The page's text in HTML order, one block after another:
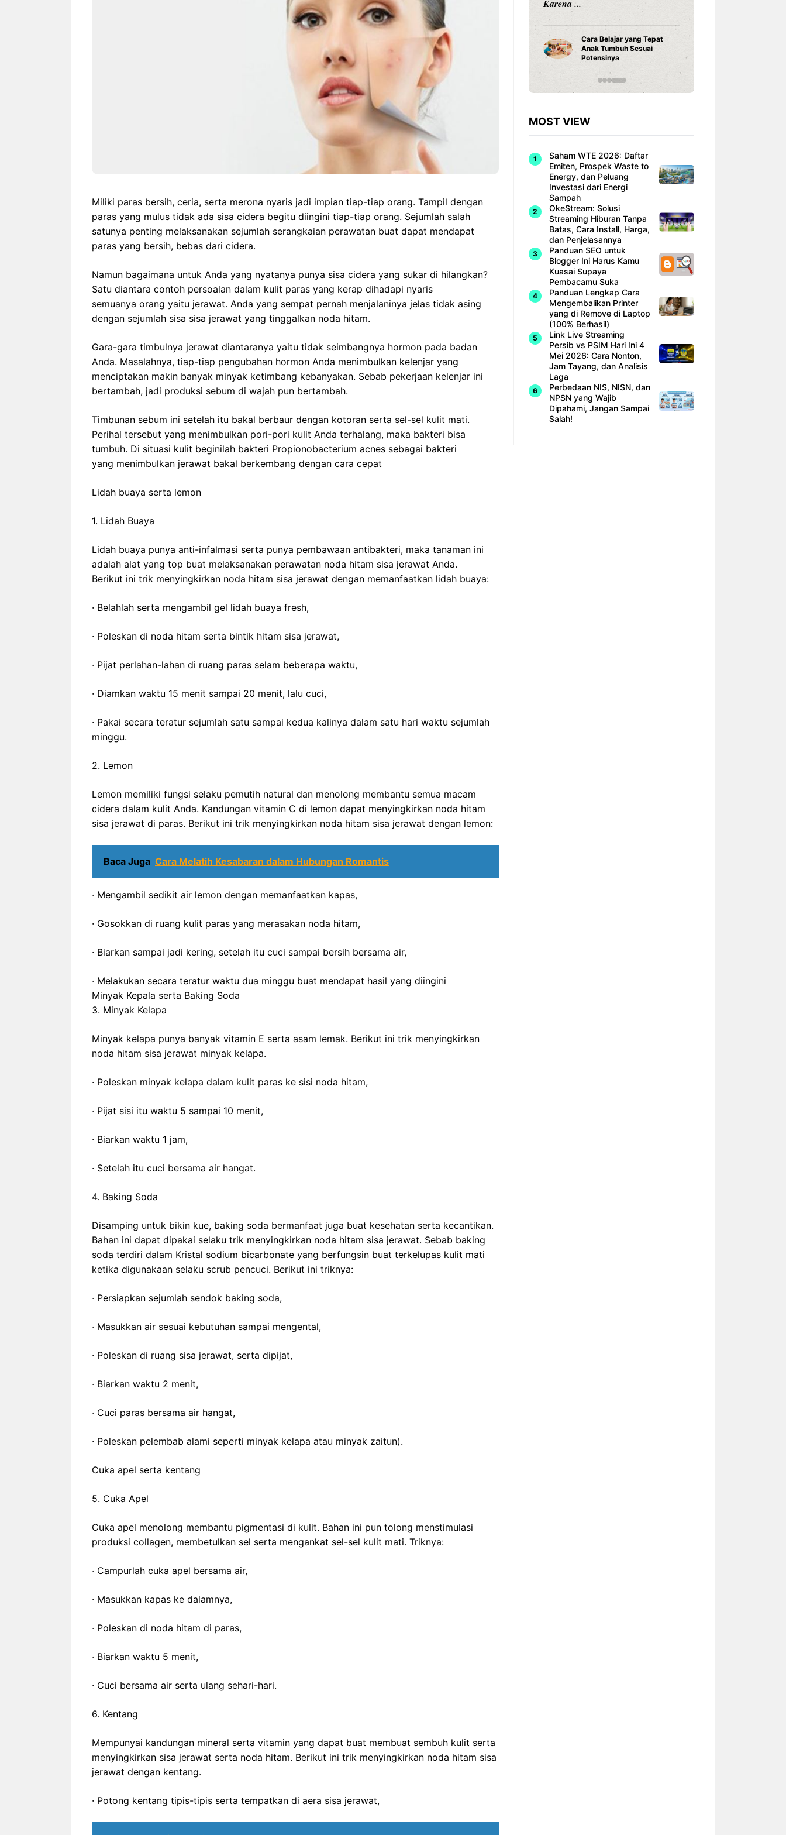
Miliki paras bersih, ceria, serta merona nyaris jadi impian tiap-tiap orang. Tampil dengan
paras yang mulus tidak ada sisa cidera begitu diingini tiap-tiap orang. Sejumlah salah
satunya penting melaksanakan sejumlah serangkaian perawatan buat dapat mendapat
paras yang bersih, bebas dari cidera.
Namun bagaimana untuk Anda yang nyatanya punya sisa cidera yang sukar di hilangkan?
Satu diantara contoh persoalan dalam kulit paras yang kerap dihadapi nyaris
semuanya orang yaitu jerawat. Anda yang sempat pernah menjalaninya jelas tidak asing
dengan sejumlah sisa sisa jerawat yang tinggalkan noda hitam.
Gara-gara timbulnya jerawat diantaranya yaitu tidak seimbangnya hormon pada badan
Anda. Masalahnya, tiap-tiap pengubahan hormon Anda menimbulkan kelenjar yang
menciptakan makin banyak minyak ketimbang kebanyakan. Sebab pekerjaan kelenjar ini
bertambah, jadi produksi sebum di wajah pun bertambah.
Timbunan sebum ini setelah itu bakal berbaur dengan kotoran serta sel-sel kulit mati.
Perihal tersebut yang menimbulkan pori-pori kulit Anda terhalang, maka bakteri bisa
tumbuh. Di situasi kulit beginilah bakteri Propionobacterium acnes sebagai bakteri
yang menimbulkan jerawat bakal berkembang dengan cara cepat
Lidah buaya serta lemon
1. Lidah Buaya
Lidah buaya punya anti-infalmasi serta punya pembawaan antibakteri, maka tanaman ini
adalah alat yang top buat melaksanakan perawatan noda hitam sisa jerawat Anda.
Berikut ini trik menyingkirkan noda hitam sisa jerawat dengan memanfaatkan lidah buaya:
· Belahlah serta mengambil gel lidah buaya fresh,
· Poleskan di noda hitam serta bintik hitam sisa jerawat,
· Pijat perlahan-lahan di ruang paras selam beberapa waktu,
· Diamkan waktu 15 menit sampai 20 menit, lalu cuci,
· Pakai secara teratur sejumlah satu sampai kedua kalinya dalam satu hari waktu sejumlah
minggu.
2. Lemon
Lemon memiliki fungsi selaku pemutih natural dan menolong membantu semua macam
cidera dalam kulit Anda. Kandungan vitamin C di lemon dapat menyingkirkan noda hitam
sisa jerawat di paras. Berikut ini trik menyingkirkan noda hitam sisa jerawat dengan lemon:
Baca Juga Cara Melatih Kesabaran dalam Hubungan Romantis
· Mengambil sedikit air lemon dengan memanfaatkan kapas,
· Gosokkan di ruang kulit paras yang merasakan noda hitam,
· Biarkan sampai jadi kering, setelah itu cuci sampai bersih bersama air,
· Melakukan secara teratur waktu dua minggu buat mendapat hasil yang diingini
Minyak Kepala serta Baking Soda
3. Minyak Kelapa
Minyak kelapa punya banyak vitamin E serta asam lemak. Berikut ini trik menyingkirkan
noda hitam sisa jerawat minyak kelapa.
· Poleskan minyak kelapa dalam kulit paras ke sisi noda hitam,
· Pijat sisi itu waktu 5 sampai 10 menit,
· Biarkan waktu 1 jam,
· Setelah itu cuci bersama air hangat.
4. Baking Soda
Disamping untuk bikin kue, baking soda bermanfaat juga buat kesehatan serta kecantikan.
Bahan ini dapat dipakai selaku trik menyingkirkan noda hitam sisa jerawat. Sebab baking
soda terdiri dalam Kristal sodium bicarbonate yang berfungsin buat terkelupas kulit mati
ketika digunakaan selaku scrub pencuci. Berikut ini triknya:
· Persiapkan sejumlah sendok baking soda,
· Masukkan air sesuai kebutuhan sampai mengental,
· Poleskan di ruang sisa jerawat, serta dipijat,
· Biarkan waktu 2 menit,
· Cuci paras bersama air hangat,
· Poleskan pelembab alami seperti minyak kelapa atau minyak zaitun).
Cuka apel serta kentang
5. Cuka Apel
Cuka apel menolong membantu pigmentasi di kulit. Bahan ini pun tolong menstimulasi
produksi collagen, membetulkan sel serta mengankat sel-sel kulit mati. Triknya:
· Campurlah cuka apel bersama air,
· Masukkan kapas ke dalamnya,
· Poleskan di noda hitam di paras,
· Biarkan waktu 5 menit,
· Cuci bersama air serta ulang sehari-hari.
6. Kentang
Mempunyai kandungan mineral serta vitamin yang dapat buat membuat sembuh kulit serta
menyingkirkan sisa jerawat serta noda hitam. Berikut ini trik menyingkirkan noda hitam sisa
jerawat dengan kentang.
· Potong kentang tipis-tipis serta tempatkan di aera sisa jerawat,
Indonesia vs Singapura:
Hyundai Cup 2026,garuda-
Manfaat Luar Biasa Minum
Teh Serai Pagi Hari
Karena ...
Cara Belajar yang Tepat
Anak Tumbuh Sesuai
Potensinya
MOST VIEW
Saham WTE 2026: Daftar
Emiten, Prospek Waste to
Energy, dan Peluang
Investasi dari Energi
Sampah
OkeStream: Solusi
Streaming Hiburan Tanpa
Batas, Cara Install, Harga,
dan Penjelasannya
Panduan SEO untuk
Blogger Ini Harus Kamu
Kuasai Supaya
Pembacamu Suka
Panduan Lengkap Cara
Mengembalikan Printer
yang di Remove di Laptop
(100% Berhasil)
Link Live Streaming
Persib vs PSIM Hari Ini 4
Mei 2026: Cara Nonton,
Jam Tayang, dan Analisis
Laga
Perbedaan NIS, NISN, dan
NPSN yang Wajib
Dipahami, Jangan Sampai
Salah!